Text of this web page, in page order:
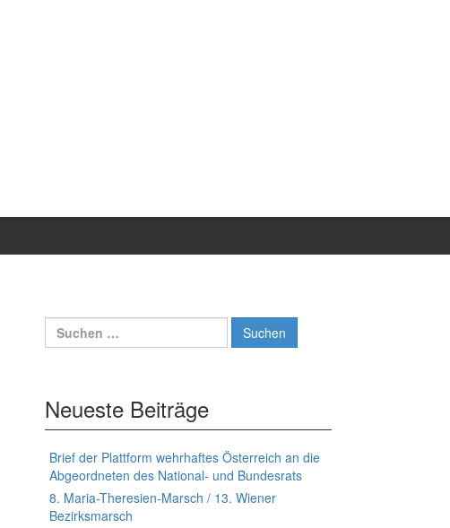
Suchen
nach:
Neueste Beiträge
Brief der Plattform wehrhaftes Österreich an die
Abgeordneten des National- und Bundesrats
8. Maria-Theresien-Marsch / 13. Wiener
Bezirksmarsch